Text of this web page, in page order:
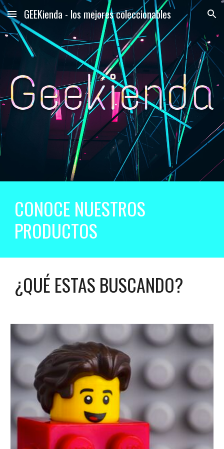
Skip to main content Skip to navigation
GEEKienda - los mejores coleccionables
CONOCE NUESTROS
PRODUCTOS
¿QUÉ ESTAS BUSCANDO?